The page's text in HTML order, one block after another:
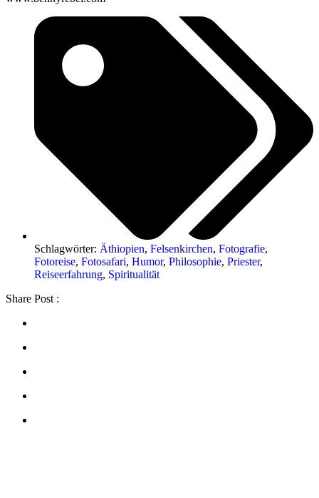
Schlagwörter: Äthiopien, Felsenkirchen, Fotografie,
Fotoreise, Fotosafari, Humor, Philosophie, Priester,
Reiseerfahrung, Spiritualität
Share Post :